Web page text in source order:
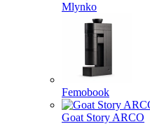
Mlynko
Femobook
Goat Story ARCO